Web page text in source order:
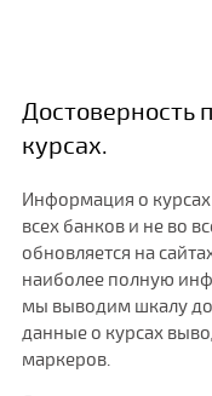
Достоверность
курсах.
Информация о
всех банков и не во
обновляется на
наиболее полную
мы выводим шкалу
данные о курсах
маркеров.